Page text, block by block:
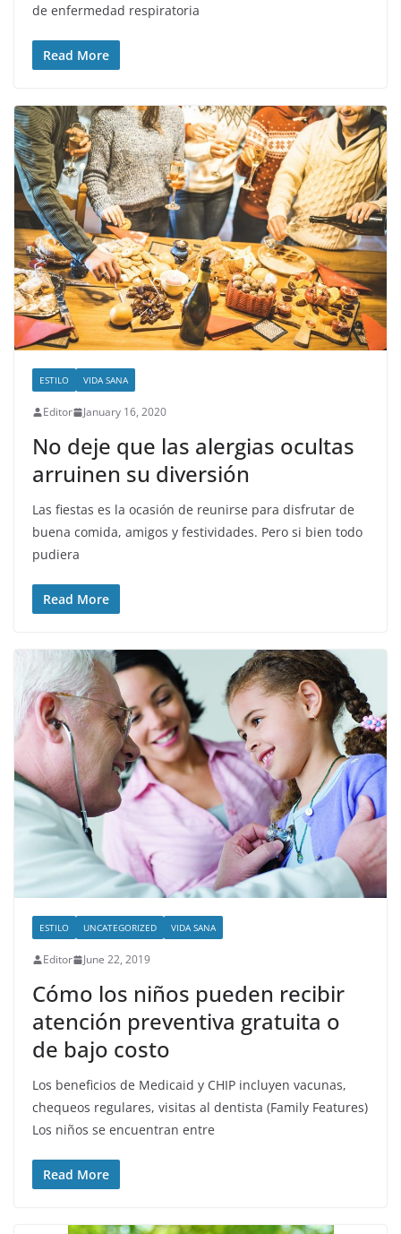
de enfermedad respiratoria
Read More
ESTILO VIDA SANA
Editor January 16, 2020
No deje que las alergias ocultas
arruinen su diversión
Las fiestas es la ocasión de reunirse para disfrutar de
buena comida, amigos y festividades. Pero si bien todo
pudiera
Read More
ESTILO UNCATEGORIZED VIDA SANA
Editor June 22, 2019
Cómo los niños pueden recibir
atención preventiva gratuita o
de bajo costo
Los beneficios de Medicaid y CHIP incluyen vacunas,
chequeos regulares, visitas al dentista (Family Features)
Los niños se encuentran entre
Read More